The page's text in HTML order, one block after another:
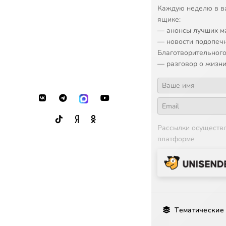
16
17
18
20
22
23
25
Каждую неделю в
ящике:
— анонсы лучших
— новости
— разговор о
Рассылки
платформе